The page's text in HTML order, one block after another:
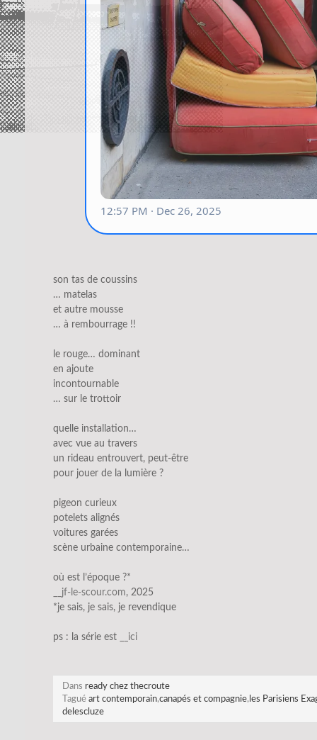
son tas de coussins
… matelas
et autre mousse
… à rembourrage !!
le rouge… dominant
en ajoute
incontournable
… sur le trottoir
quelle installation…
avec vue au travers
un rideau entrouvert, peut-être
pour jouer de la lumière ?
pigeon curieux
potelets alignés
voitures garées
scène urbaine contemporaine…
où est l’époque ?*
__jf-le-scour.com, 2025
*je sais, je sais, je revendique
ps : la série est __ici
Dans ready chez thecroute
Tagué art contemporain,canapés et compagnie, les Parisiens
delescluze